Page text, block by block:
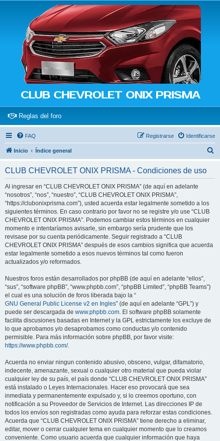
CLUB CHEVROLET ONIX PRISMA
Reglas del foro(Opens a new tab)
FAQ Identificarse
Registrarse
Inicio Índice general
CLUB CHEVROLET ONIX PRISMA - Condiciones de uso
Al ingresar en “CLUB CHEVROLET ONIX PRISMA” (de aquí en adelante
“nosotros”, “nos”, “nuestro”, “CLUB CHEVROLET ONIX PRISMA”,
“https://clubonixprisma.com”), usted acuerda estar legalmente sometido a los
siguientes términos. En caso contrario por favor no se registre y/o use “CLUB
CHEVROLET ONIX PRISMA”. Podemos cambiar estos términos en cualquier
momento e intentaríamos avisarle, sin embargo sería prudente que los
revisase por su cuenta periódicamente. Seguir registrado a “CLUB
CHEVROLET ONIX PRISMA” después de esos cambios significa que acuerda
estar legalmente sometido a esos nuevos términos tal como fueron
actualizados y/o reformados.
Nuestros foros están desarrollados por phpBB (de aquí en adelante “ellos”,
“sus”, “software phpBB”, “www.phpbb.com”, “phpBB Limited”, “phpBB Teams”)
el cual es una solución de foros liberada bajo la “
GNU General Public License v2 en Ingles” (de aquí en adelante “GPL”) y
puede ser descargada de www.phpbb.com. El software phpBB solamente
facilita discusiones basadas en Internet y la GPL estrictamente los excluye de
lo que aprobamos y/o desaprobamos como conductas y/o contenido
permisible. Para más información sobre phpBB, por favor visite:
https://www.phpbb.com/.
Acuerda no enviar ningun contenido abusivo, obsceno, vulgar, difamatorio,
indecente, amenazante, sexual o cualquier otro material que pueda violar
cualquier ley de su país, el país donde “CLUB CHEVROLET ONIX PRISMA”
está instalado o Leyes Internacionales. Hacer eso provocará que sea
inmediata y permanentemente expulsado y, si lo creemos oportuno, con
notificación a su Proveedor de Servicios de Internet. Las direcciones IP de
todos los envíos son registradas como ayuda para reforzar estas condiciones.
Acuerda que “CLUB CHEVROLET ONIX PRISMA” tiene derecho a eliminar,
editar, mover o cerrar cualquier tema en cualquier momento que lo creamos
conveniente. Como usuario acuerda que cualquier información que haya